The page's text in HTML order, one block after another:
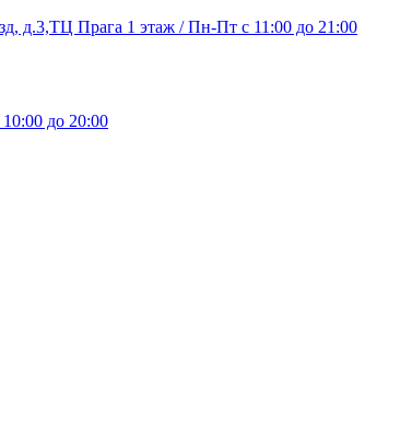
д.3,ТЦ Прага 1 этаж / Пн-Пт с 11:00 до 21:00
до 20:00